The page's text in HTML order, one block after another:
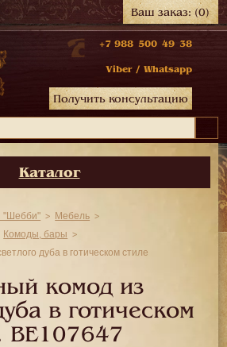
Ваш заказ:(0)
+7 988 500 49 38
Viber / Whatsapp
Получить консультацию
Каталог
"Шебби"
Мебель
Комоды, бары
дуба в готическом стиле
комод из
в готическом
BE107647